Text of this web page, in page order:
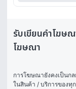
รับเขียนคำโฆษ
โฆษณา
การโฆษณายังคงเป็นก
ในสินค้า / บริการของทุ